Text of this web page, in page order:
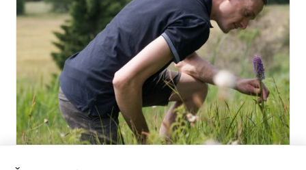
drubazas@gmail.com
+371 26342050